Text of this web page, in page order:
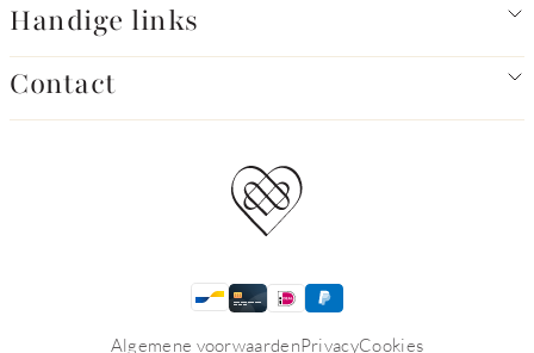
Handige links
Contact
Algemene voorwaardenPrivacyCookies